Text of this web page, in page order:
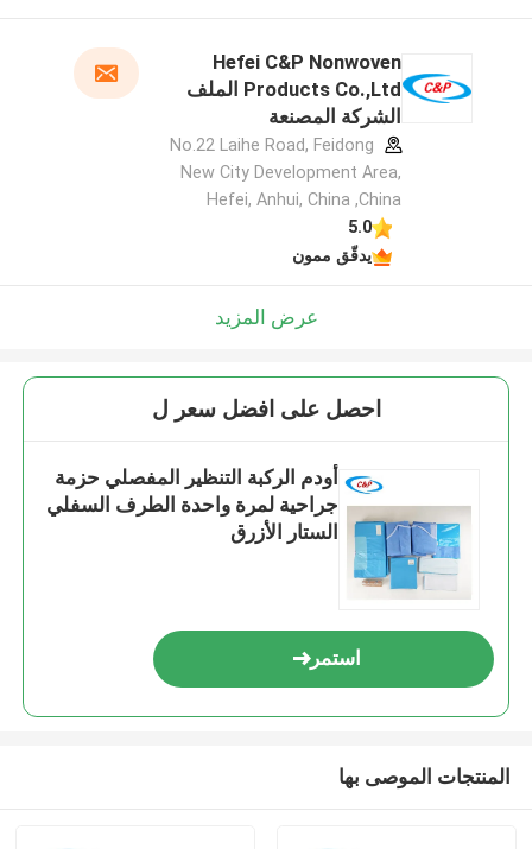
Hefei C&P Nonwoven
Products Co.,Ltd الملف
الشركة المصنعة
No.22 Laihe Road, Feidong
New City Development Area,
Hefei, Anhui, China ,China
5.0
يدقّق ممون
عرض المزيد
احصل على افضل سعر ل
أودم الركبة التنظير المفصلي حزمة
جراحية لمرة واحدة الطرف السفلي
الستار الأزرق
استمر
المنتجات الموصى بها